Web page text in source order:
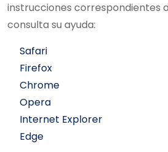
instrucciones correspondientes
consulta su ayuda:
Safari
Firefox
Chrome
Opera
Internet Explorer
Edge